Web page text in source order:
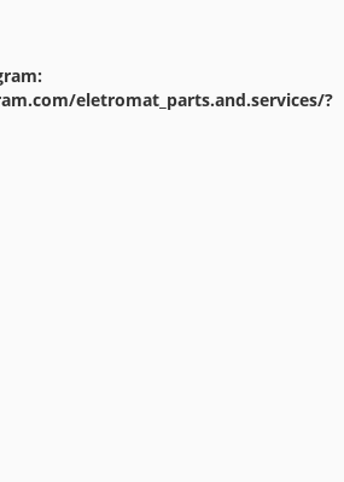
eletromat_parts.and.services/?